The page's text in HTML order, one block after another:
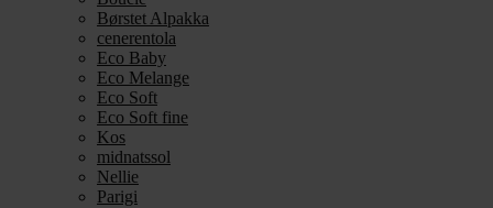
Børstet Alpakka
cenerentola
Eco Baby
Eco Melange
Eco Soft
Eco Soft fine
Kos
midnatssol
Nellie
Parigi